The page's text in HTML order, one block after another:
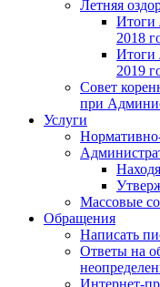
Летняя
Итоги
2018
Итоги
2019
Совет
при
Услуги
Массовые
Обращения
Написать
Ответы на
Интернет-